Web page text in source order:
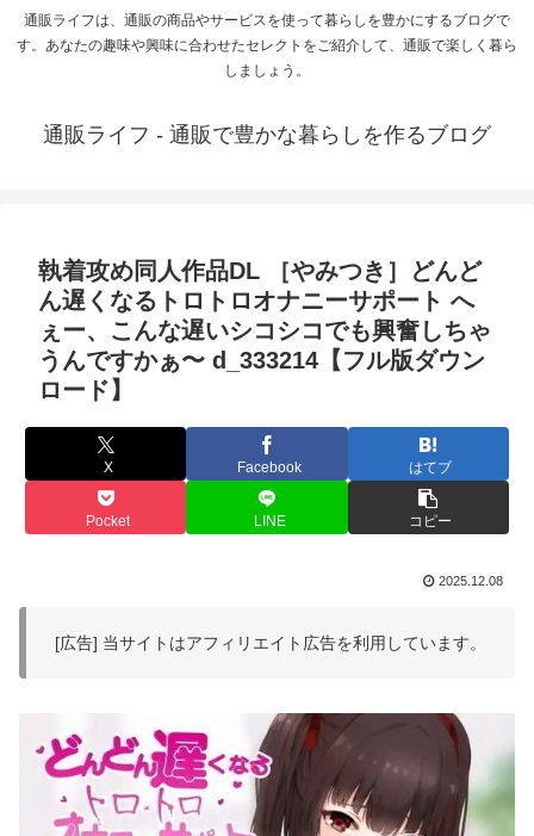
通販ライフは、通販の商品やサービスを使って暮らしを豊かにするブログで
す。あなたの趣味や興味に合わせたセレクトをご紹介して、通販で楽しく暮ら
しましょう。
通販ライフ - 通販で豊かな暮らしを作るブログ
執着攻め同人作品DL ［やみつき］どんど
ん遅くなるトロトロオナニーサポート へ
ぇー、こんな遅いシコシコでも興奮しちゃ
うんですかぁ〜 d_333214【フル版ダウン
ロード】
X Facebook はてブ
Pocket LINE コピー
2025.12.08
[広告] 当サイトはアフィリエイト広告を利用しています。